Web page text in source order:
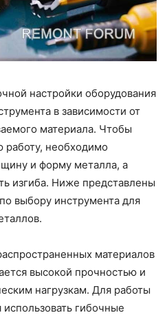
настройки оборудования
в зависимости от
материала. Чтобы
работу, необходимо
и форму металла, а
изгиба. Ниже представлены
выбору инструмента для
материалов
высокой прочностью и
нагрузкам. Для работы
гибочные